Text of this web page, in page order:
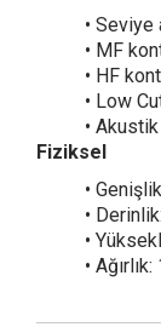
• Seviye
• MF
• HF
• Low
•
Fiziksel
•
•
•
•